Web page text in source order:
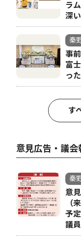
ラ
深
秦
事
富
っ
す
意見広告・議会
秦
意
（
予
議